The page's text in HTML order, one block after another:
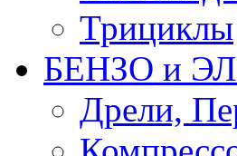
Трициклы
БЕНЗО и
Дрели,